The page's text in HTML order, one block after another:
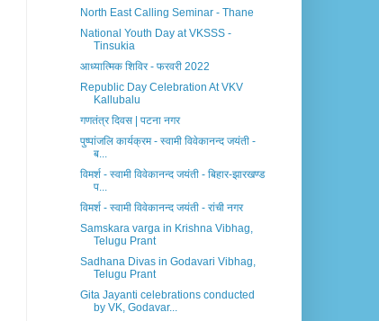
North East Calling Seminar - Thane
National Youth Day at VKSSS -
Tinsukia
आध्यात्मिक शिविर - फरवरी 2022
Republic Day Celebration At VKV
Kallubalu
गणतंत्र दिवस | पटना नगर
पुष्पांजलि कार्यक्रम - स्वामी विवेकानन्द जयंती -
ब...
विमर्श - स्वामी विवेकानन्द जयंती - बिहार-झारखण्ड
प...
विमर्श - स्वामी विवेकानन्द जयंती - रांची नगर
Samskara varga in Krishna Vibhag,
Telugu Prant
Sadhana Divas in Godavari Vibhag,
Telugu Prant
Gita Jayanti celebrations conducted
by VK, Godavar...